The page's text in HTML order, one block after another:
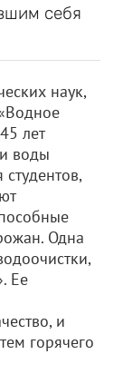
себя
наук,
лет
воды
Одна
Ее
и
горячего